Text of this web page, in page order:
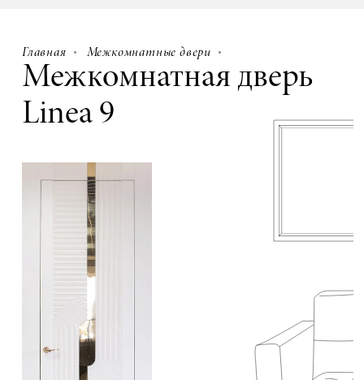
Главная Межкомнатные двери
Межкомнатная дверь
Linea 9